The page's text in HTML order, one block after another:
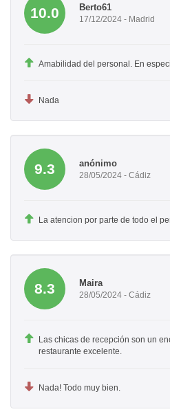
10.0 Berto61
17/12/2024 - Madrid
Amabilidad del personal. En
Nada
9.3 anónimo
28/05/2024 - Cádiz
La atencion por parte de todo el
8.3 Maira
28/05/2024 - Cádiz
Las chicas de recepción son un
restaurante excelente.
Nada! Todo muy bien.